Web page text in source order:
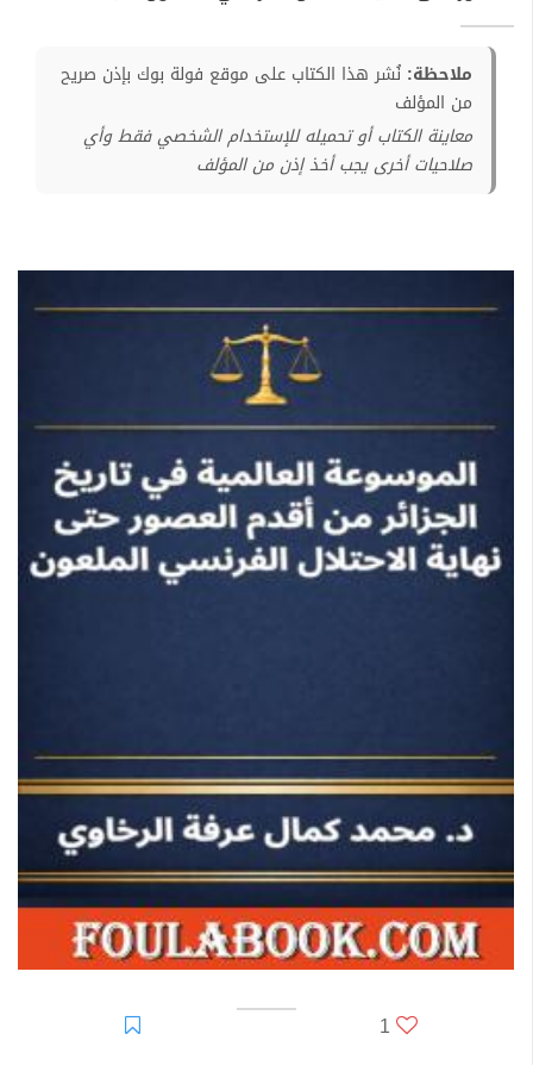
ملاحظة: نُشر هذا الكتاب على موقع فولة بوك بإذن صريح
من المؤلف
معاينة الكتاب أو تحميله للإستخدام الشخصي فقط وأي
صلاحيات أخرى يجب أخذ إذن من المؤلف
1